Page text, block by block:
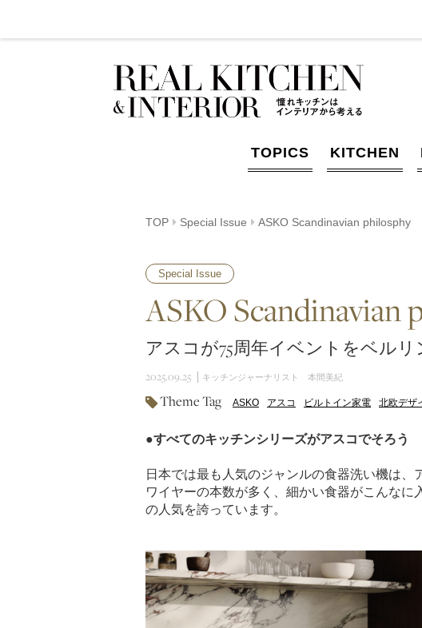
TOPICS KITCHEN
TOP Special Issue ASKO Scandinavian philosphy
Special Issue
ASKO Scandinavian
アスコが75周年イベントをベルリ
2025.09.25 キッチンジャーナリスト 本間美紀
Theme Tag ASKO アスコ ビルトイン家電 北欧デザ
●すべてのキッチンシリーズがアスコでそろう
日本では最も人気のジャンルの食器洗い機は
ワイヤーの本数が多く、細かい食器がこんな
の人気を誇っています。